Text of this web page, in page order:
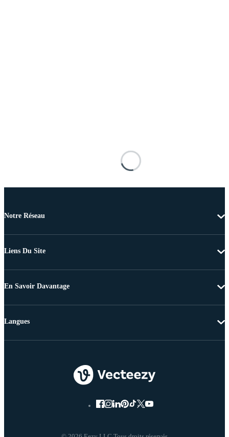
Notre Réseau
Liens Du Site
En Savoir Davantage
Langues